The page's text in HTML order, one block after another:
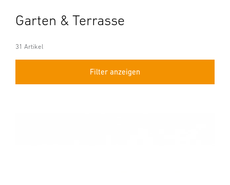
Garten & Terrasse
31 Artikel
Filter anzeigen